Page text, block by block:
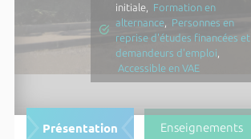
initiale, Formation en
alternance
Personnes en
reprise d'études financées et
demandeurs d'emploi
Accessible en VAE
Présentation Enseignements